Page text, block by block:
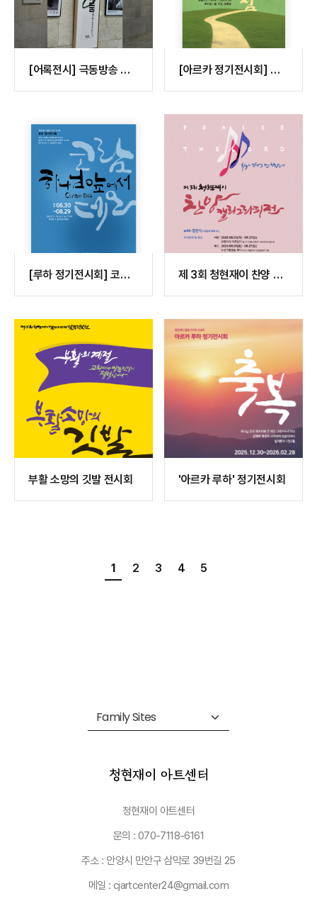
[어록전시] 극동방송 창
[아르카 정기전시회] 인
[루하 정기전시회] 코람
제 3회 청현재이 찬양 캘
부활 소망의 깃발 전시회 '아르카 루하' 정기전시회
1 2 3 4 5
청현재이 아트센터
문의 : 070-7118-6161
주소 : 안양시 만안구 삼막로 39번길 25
메일 : cjartcenter24@gmail.com